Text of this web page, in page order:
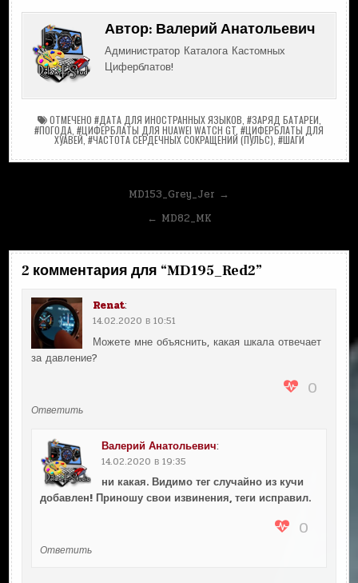
Автор: Валерий Анатольевич
Администратор Каталога Кастомных
Циферблатов!
ОТМЕЧЕНО #ДАТА ДЛЯ ИНОСТРАННЫХ ЯЗЫКОВ #ЗАРЯД БАТАРЕИ
#ПОГОДА #ЦИФЕРБЛАТЫ ДЛЯ HUAWEI WATCH GT #ЦИФЕРБЛАТЫ ДЛЯ
ХУАВЕЙ ,#ЧАСТОТА СЕРДЕЧНЫХ СОКРАЩЕНИЙ (ПУЛЬС) #ШАГИ
MD153_Grey_Jer →
← MD82_MK
2 комментария для “MD195_Red2”
Renat:
14.02.2020 в 10:51
Можете мне объяснить, какая шкала отвечает
за давление?
0
Ответить
Валерий Анатольевич:
14.02.2020 в 19:35
ни какая. Видимо тег случайно из кучи
добавлен! Приношу свои извинения, теги исправил.
0
Ответить